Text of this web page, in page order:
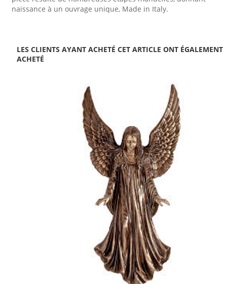
naissance à un ouvrage unique, Made in Italy.
LES CLIENTS AYANT ACHETÉ CET ARTICLE ONT ÉGALEMENT
ACHETÉ